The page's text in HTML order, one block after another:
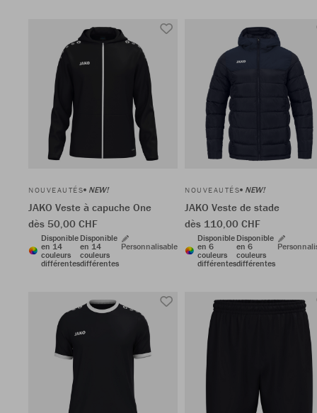
NOUVEAUTÉS NEW!
JAKO Veste à capuche One
dès 50,00 CHF
Disponible
en 14
couleurs
différentes
Disponible
en 14
couleurs
différentes
Personnalisable
NOUVEAUTÉS NEW!
JAKO Veste de stade
dès 110,00 CHF
Disponible
en 6
couleurs
différentes
Disponible
en 6
couleurs
différentes